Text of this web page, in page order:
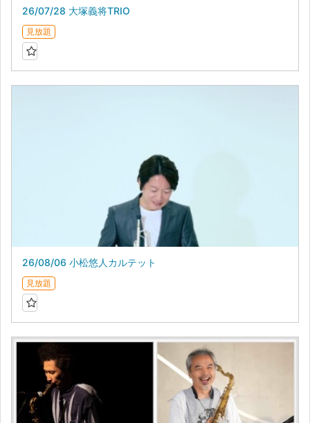
26/07/28 大塚義将TRIO
見放題
26/08/06 小松悠人カルテット
見放題